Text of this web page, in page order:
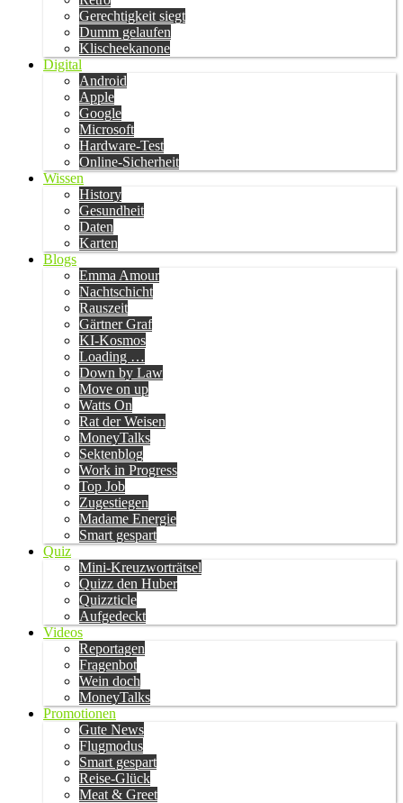
Gerechtigkeit siegt
Dumm gelaufen
Klischeekanone
Digital
Android
Apple
Google
Microsoft
Hardware-Test
Online-Sicherheit
Wissen
History
Gesundheit
Daten
Karten
Blogs
Emma Amour
Nachtschicht
Rauszeit
Gärtner Graf
KI-Kosmos
Loading …
Down by Law
Move on up
Watts On
Rat der Weisen
MoneyTalks
Sektenblog
Work in Progress
Top Job
Zugestiegen
Madame Energie
Smart gespart
Quiz
Mini-Kreuzworträtsel
Quizz den Huber
Quizzticle
Aufgedeckt
Videos
Reportagen
Fragenbot
Wein doch
MoneyTalks
Promotionen
Gute News
Flugmodus
Smart gespart
Reise-Glück
Meat & Greet